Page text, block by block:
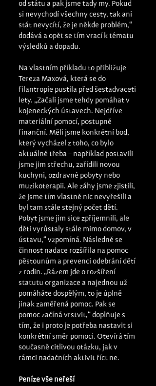
od státu a pak jsme tady my. Pokud
si nevychodí všechny cesty, tak ani
stát nevycítí, že je někde problém,“
dodává a opět se tím vrací k tématu
výsledků a dopadu.
Na vlastním příkladu to přibližuje
Tereza Maxová, která se do
filantropie pustila před šestadvaceti
lety. „Začali jsme tehdy pomáhat v
kojeneckých ústavech. Nejdříve
materiální pomocí, postupně
finanční. Měli jsme konkrétní bod,
který vycházel z toho, co bylo
aktuálně třeba – například postavili
jsme jim střechu, zařídili novou
kuchyni, ozdravné pobyty nebo
muzikoterapii. Ale záhy jsme zjistili,
že jsme tím vlastně nic nevyřešili a
byl tam stále stejný počet dětí.
Pobyt jsme jim sice zpříjemnili, ale
děti vyrůstaly stále mimo domov, v
ústavu,“ vzpomíná. Následně se
činnost nadace rozšířila na pomoc
pěstounům a prevenci odebrání dětí
z rodin. „Rázem jde o rozšíření
statutu organizace a najednou už
pomáháte dospělým, to je úplně
jinak zaměřená pomoc. Pak se
pomoc začíná vrstvit,“ doplňuje s
tím, že i proto je potřeba nastavit si
konkrétní směr pomoci. Otevírá tím
současně citlivou otázku, jak v
rámci nadačních aktivit říct ne.
Peníze vše neřeší